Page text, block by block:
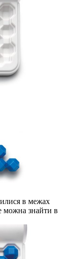
в межах
можна знайти в